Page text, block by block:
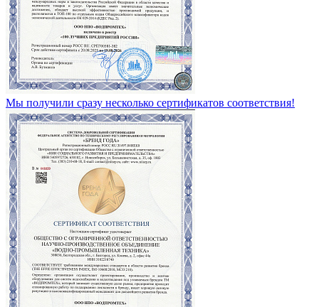
Мы получили сразу несколько сертификатов соответствия!